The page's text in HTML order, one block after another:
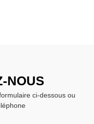
NOUS
ci-dessous ou